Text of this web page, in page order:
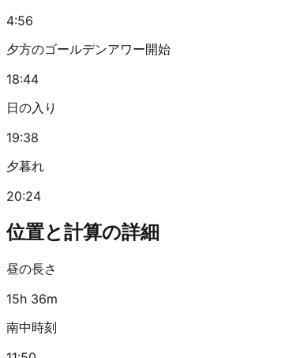
4:56
夕方のゴールデンアワー開始
18:44
日の入り
19:38
夕暮れ
20:24
位置と計算の詳細
昼の長さ
15h 36m
南中時刻